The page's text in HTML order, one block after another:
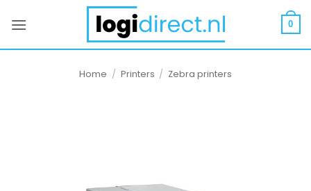
naar
0
Home / Printers / Zebra printers